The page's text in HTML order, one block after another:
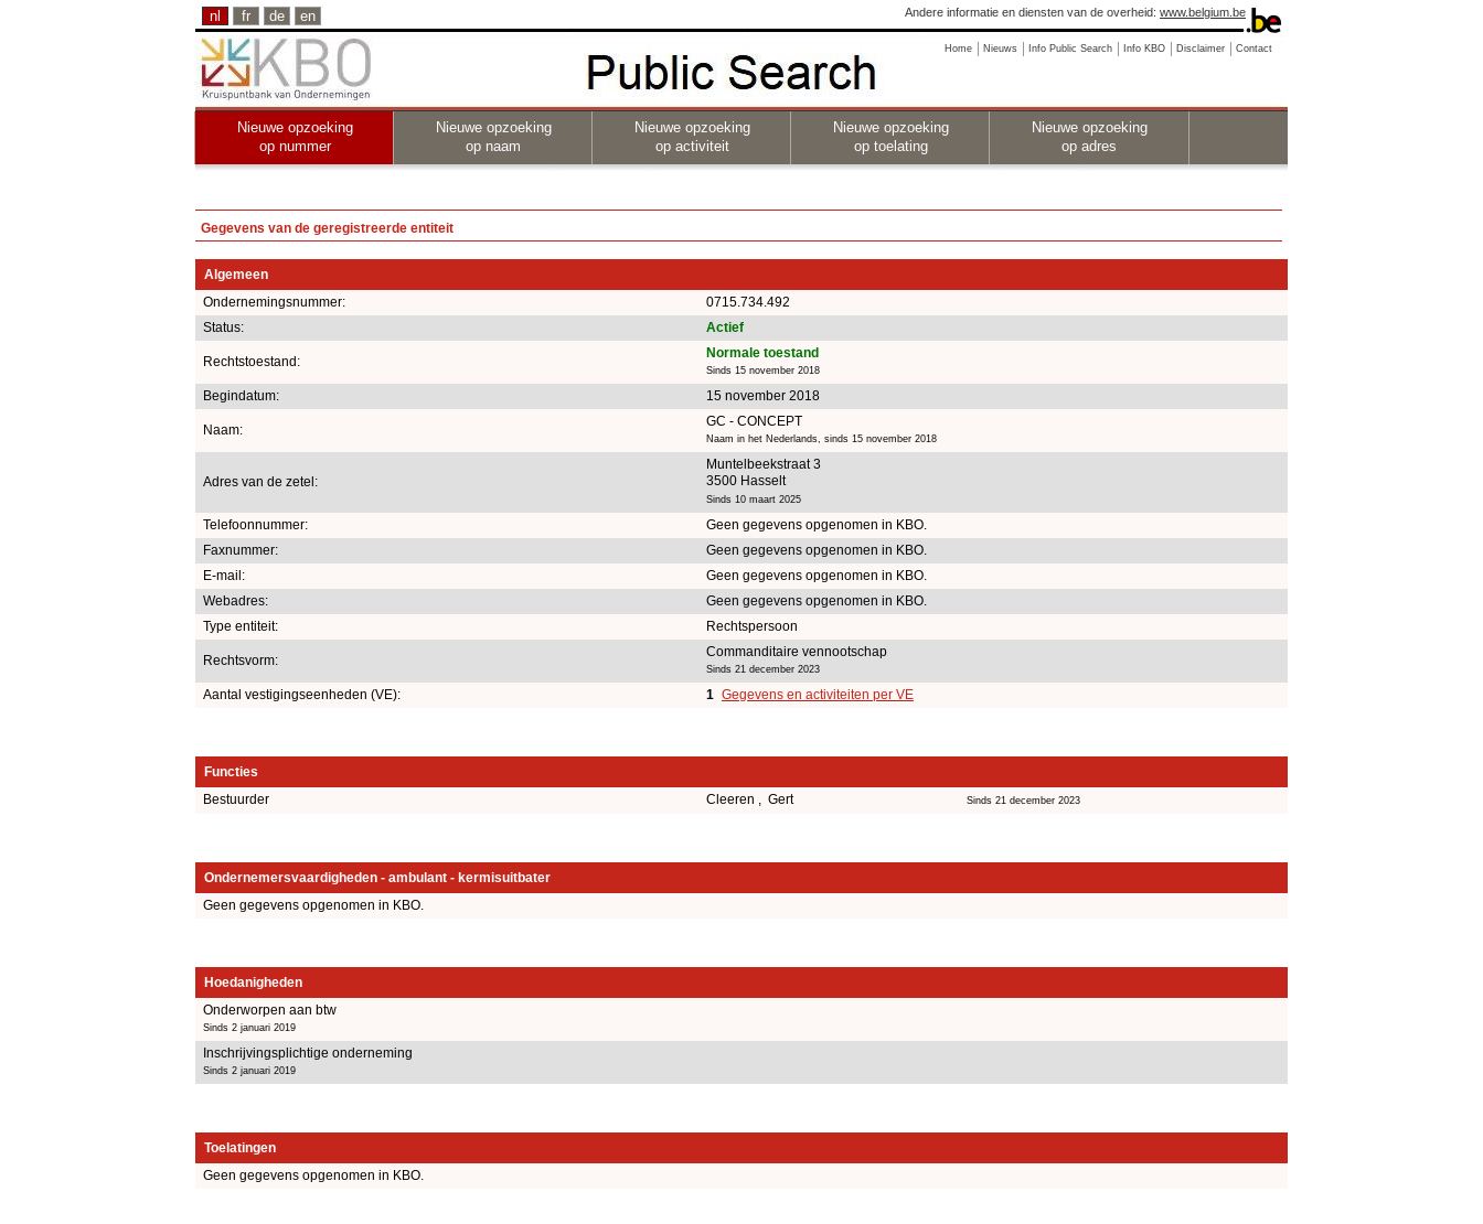
nl fr de en Andere informatie en diensten van de overheid: www.belgium.be
Home Nieuws Info Public Search Info KBO Disclaimer Contact
Nieuwe opzoeking
op nummer
Nieuwe opzoeking
op naam
Nieuwe opzoeking
op activiteit
Nieuwe opzoeking
op toelating
Nieuwe opzoeking
op adres
Gegevens van de geregistreerde entiteit
Algemeen
Ondernemingsnummer:
0715.734.492
Status:
Actief
Rechtstoestand:
Normale toestand
Sinds 15 november 2018
Begindatum: 15 november 2018
Naam:
GC - CONCEPT
Naam in het Nederlands, sinds 15 november 2018
Adres van de zetel:
Muntelbeekstraat 3
3500 Hasselt
Sinds 10 maart 2025
Telefoonnummer:
Geen gegevens opgenomen in KBO.
Faxnummer:
Geen gegevens opgenomen in KBO.
E-mail:
Geen gegevens opgenomen in KBO.
Webadres:
Geen gegevens opgenomen in KBO.
Type entiteit:
Rechtspersoon
Rechtsvorm:
Commanditaire vennootschap
Sinds 21 december 2023
Aantal vestigingseenheden (VE): 1 Gegevens en activiteiten per VE
Functies
Bestuurder
Cleeren , Gert Sinds 21 december 2023
Ondernemersvaardigheden - ambulant - kermisuitbater
Geen gegevens opgenomen in KBO.
Hoedanigheden
Onderworpen aan btw
Sinds 2 januari 2019
Inschrijvingsplichtige onderneming
Sinds 2 januari 2019
Toelatingen
Geen gegevens opgenomen in KBO.